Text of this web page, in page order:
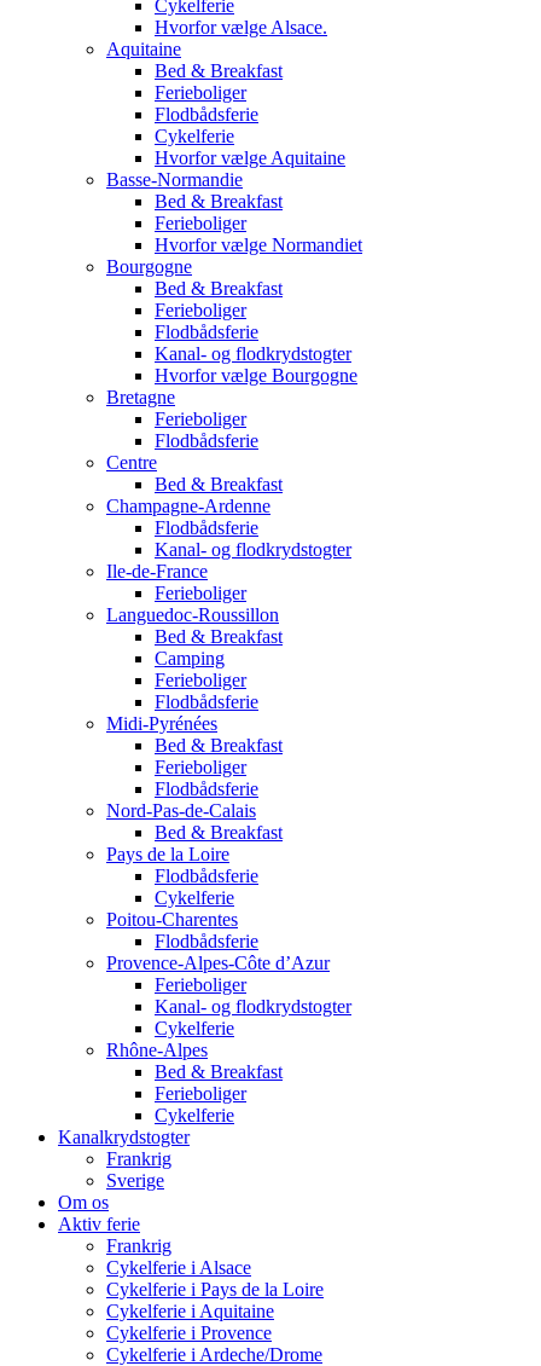
Cykelferie
Hvorfor vælge Alsace.
Aquitaine
Bed & Breakfast
Ferieboliger
Flodbådsferie
Cykelferie
Hvorfor vælge Aquitaine
Basse-Normandie
Bed & Breakfast
Ferieboliger
Hvorfor vælge Normandiet
Bourgogne
Bed & Breakfast
Ferieboliger
Flodbådsferie
Kanal- og flodkrydstogter
Hvorfor vælge Bourgogne
Bretagne
Ferieboliger
Flodbådsferie
Centre
Bed & Breakfast
Champagne-Ardenne
Flodbådsferie
Kanal- og flodkrydstogter
Ile-de-France
Ferieboliger
Languedoc-Roussillon
Bed & Breakfast
Camping
Ferieboliger
Flodbådsferie
Midi-Pyrénées
Bed & Breakfast
Ferieboliger
Flodbådsferie
Nord-Pas-de-Calais
Bed & Breakfast
Pays de la Loire
Flodbådsferie
Cykelferie
Poitou-Charentes
Flodbådsferie
Provence-Alpes-Côte d’Azur
Ferieboliger
Kanal- og flodkrydstogter
Cykelferie
Rhône-Alpes
Bed & Breakfast
Ferieboliger
Cykelferie
Kanalkrydstogter
Frankrig
Sverige
Om os
Aktiv ferie
Frankrig
Cykelferie i Alsace
Cykelferie i Pays de la Loire
Cykelferie i Aquitaine
Cykelferie i Provence
Cykelferie i Ardeche/Drome